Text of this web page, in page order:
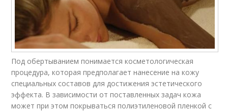
Под обертыванием понимается косметологическая
процедура, которая предполагает нанесение на кожу
специальных составов для достижения эстетического
эффекта. В зависимости от поставленных задач кожа
может при этом покрываться полиэтиленовой пленкой с